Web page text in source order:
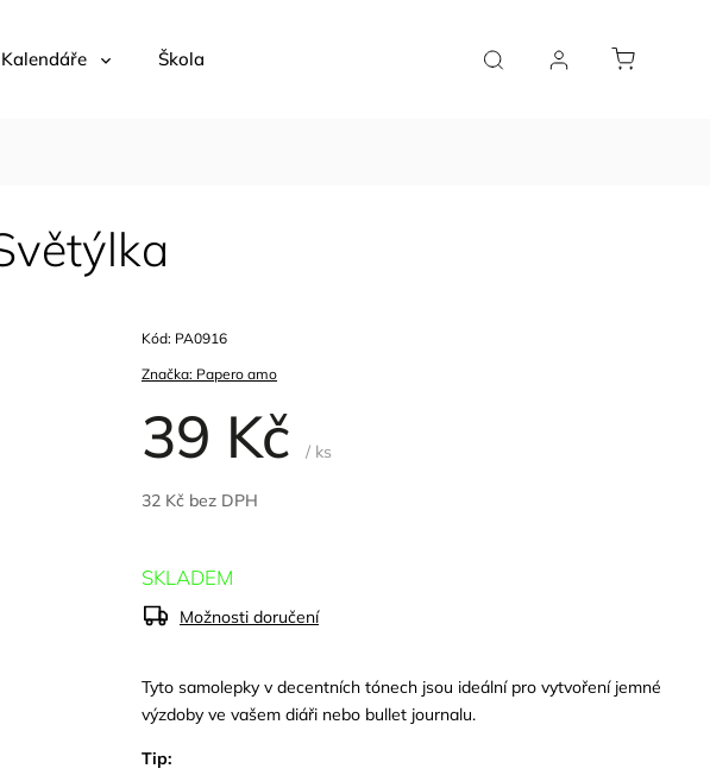
Kalendáře Škola Plánovače Pro kavárny
Značka: Papero amo
39 Kč / ks
32 Kč bez DPH
Kód: PA0916
Tyto samolepky v decentních tónech jsou ideální pro vytvoření jemné
výzdoby ve vašem diáři nebo bullet journalu.
Tip:
SKLADEM
Možnosti doručení